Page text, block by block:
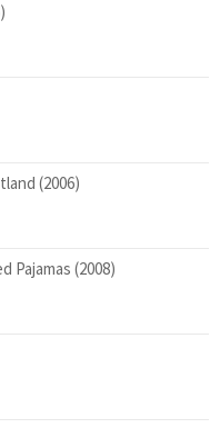
(2006)
Pajamas (2008)